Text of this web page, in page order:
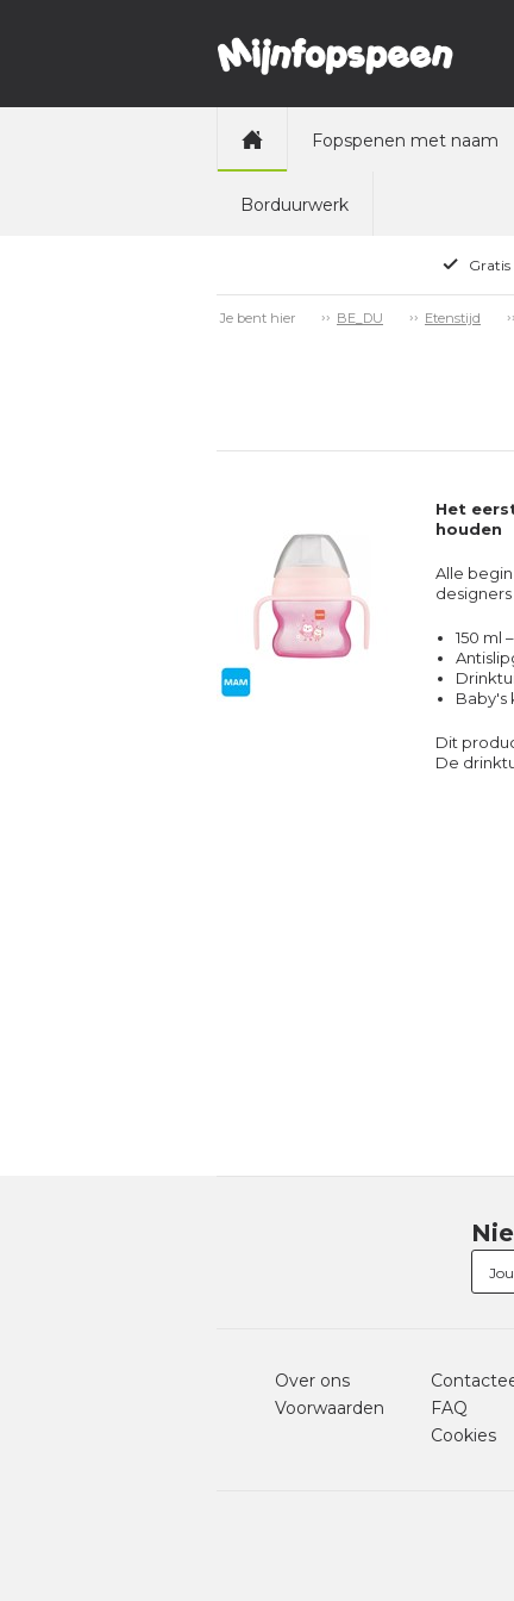
Fopspenen met naam
Borduurwerk
Je bent hier BE_DU Etenstijd
Het
houden
Alle
150 ml
Baby's
Dit
De
Over ons
Voorwaarden
FAQ
Cookies